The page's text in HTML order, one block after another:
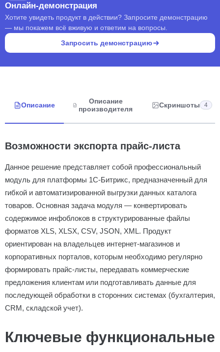
Онлайн-демонстрация
Хотите увидеть продукт в действии? Запросите демонстрацию
— мы покажем всё вживую и ответим на вопросы.
Запросить демонстрацию
Описание
Описание
производителя
Скриншоты 4
Возможности экспорта прайс-листа
Данное решение представляет собой профессиональный
модуль для платформы 1С-Битрикс, предназначенный для
гибкой и автоматизированной выгрузки данных каталога
товаров. Основная задача модуля — конвертировать
содержимое инфоблоков в структурированные файлы
форматов XLS, XLSX, CSV, JSON, XML. Продукт
ориентирован на владельцев интернет-магазинов и
корпоративных порталов, которым необходимо регулярно
формировать прайс-листы, передавать коммерческие
предложения клиентам или подготавливать данные для
последующей обработки в сторонних системах (бухгалтерия,
CRM, складской учет).
Ключевые функциональные